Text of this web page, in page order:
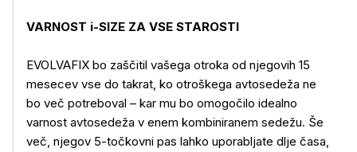
VARNOST i-SIZE ZA VSE STAROSTI
EVOLVAFIX bo zaščitil vašega otroka od njegovih 15
mesecev vse do takrat, ko otroškega avtosedeža ne
bo več potreboval – kar mu bo omogočilo idealno
varnost avtosedeža v enem kombiniranem sedežu. Še
več, njegov 5-točkovni pas lahko uporabljate dlje časa,